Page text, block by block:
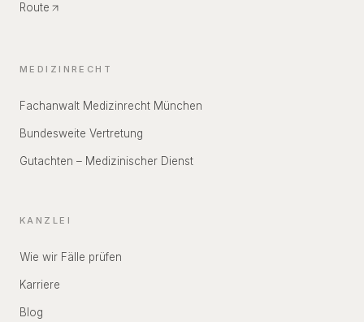
Route
MEDIZINRECHT
Fachanwalt Medizinrecht München
Bundesweite Vertretung
Gutachten – Medizinischer Dienst
KANZLEI
Wie wir Fälle prüfen
Karriere
Blog